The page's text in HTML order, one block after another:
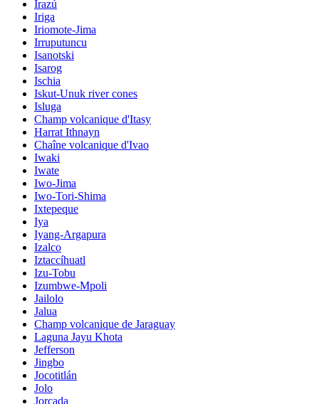
Irazú
Iriga
Iriomote-Jima
Irruputuncu
Isanotski
Isarog
Ischia
Iskut-Unuk river cones
Isluga
Champ volcanique d'Itasy
Harrat Ithnayn
Chaîne volcanique d'Ivao
Iwaki
Iwate
Iwo-Jima
Iwo-Tori-Shima
Ixtepeque
Iya
Iyang-Argapura
Izalco
Iztaccíhuatl
Izu-Tobu
Izumbwe-Mpoli
Jailolo
Jalua
Champ volcanique de Jaraguay
Laguna Jayu Khota
Jefferson
Jingbo
Jocotitlán
Jolo
Jorcada